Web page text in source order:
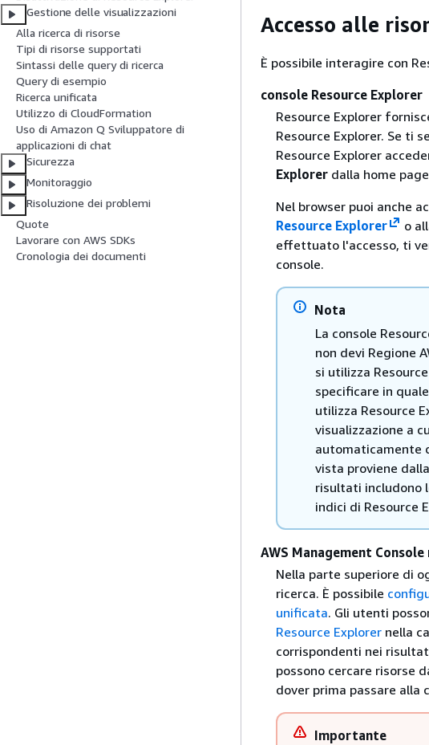
Gestione delle visualizzazioni
Alla ricerca di risorse
Tipi di risorse supportati
Sintassi delle query di ricerca
Query di esempio
Ricerca unificata
Utilizzo di CloudFormation
Uso di Amazon Q Sviluppatore di
applicazioni di chat
Sicurezza
Monitoraggio
Risoluzione dei problemi
Quote
Lavorare con AWS SDKs
Cronologia dei documenti
Accesso alle
È possibile interagire con
console Resource Explorer
Resource Explorer
Resource Explorer. Se ti
Resource Explorer
Explorerdalla home
Nel browser puoi anche
Resource Explorer
o
effettuato l'accesso, ti
console.
Nota
La console
non devi Regione
si utilizza
specificare in
utilizza Resource
visualizzazione a
automaticamente
vista proviene
risultati includono
indici di Resource
AWS Management
Nella parte superiore di
ricerca. È possibile
unificata. Gli utenti
Resource Explorernella
corrispondenti nei
possono cercare risorse
dover prima passare alla
Importante